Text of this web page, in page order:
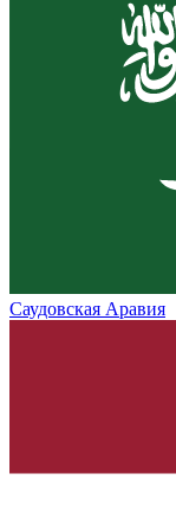
Саудовская Аравия